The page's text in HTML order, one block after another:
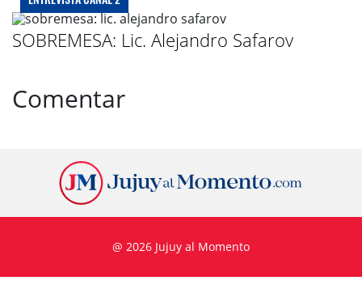
SOBREMESA: Lic. Alejandro Safarov
Comentar
@ 2026 Jujuy al Momento